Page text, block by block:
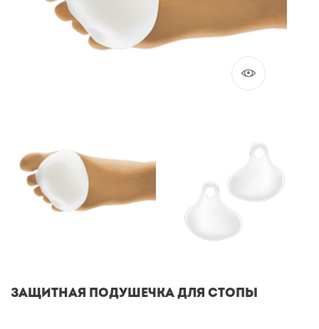
Защитная подушечка для стопы